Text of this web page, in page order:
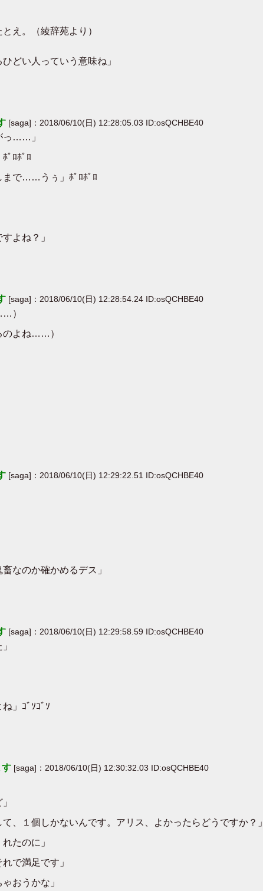
え。（綾辞苑より）
どい人っていう意味ね」
[saga]：2018/06/10(日) 12:28:05.03 ID:osQCHBE40
っ……」
ﾟﾛﾎﾟﾛ
まで……うぅ」ﾎﾟﾛﾎﾟﾛ
よね？」
[saga]：2018/06/10(日) 12:28:54.24 ID:osQCHBE40
）
のよね……）
[saga]：2018/06/10(日) 12:29:22.51 ID:osQCHBE40
なのか確かめるデス」
[saga]：2018/06/10(日) 12:29:58.59 ID:osQCHBE40
」ｺﾞｿｺﾞｿ
す [saga]：2018/06/10(日) 12:30:32.03 ID:osQCHBE40
、１個しかないんです。アリス、よかったらどうですか？」
たのに」
で満足です」
おうかな」